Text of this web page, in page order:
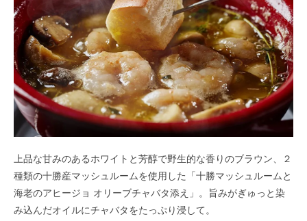
上品な甘みのあるホワイトと芳醇で野生的な香りのブラウン、２
種類の十勝産マッシュルームを使用した「十勝マッシュルームと
海老のアヒージョ オリーブチャバタ添え」。旨みがぎゅっと染
み込んだオイルにチャバタをたっぷり浸して。